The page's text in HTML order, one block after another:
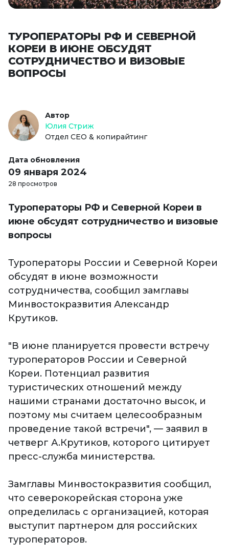
ТУРОПЕРАТОРЫ РФ И СЕВЕРНОЙ
КОРЕИ В ИЮНЕ ОБСУДЯТ
СОТРУДНИЧЕСТВО И ВИЗОВЫЕ
ВОПРОСЫ
Автор
Юлия Стриж
Отдел СЕО & копирайтинг
Дата обновления
09 января 2024
28 просмотров
Туроператоры РФ и Северной Кореи в
июне обсудят сотрудничество и визовые
вопросы
Туроператоры России и Северной Кореи
обсудят в июне возможности
сотрудничества, сообщил замглавы
Минвостокразвития Александр
Крутиков.
"В июне планируется провести встречу
туроператоров России и Северной
Кореи. Потенциал развития
туристических отношений между
нашими странами достаточно высок, и
поэтому мы считаем целесообразным
проведение такой встречи", — заявил в
четверг А.Крутиков, которого цитирует
пресс-служба министерства.
Замглавы Минвостокразвития сообщил,
что северокорейская сторона уже
определилась с организацией, которая
выступит партнером для российских
туроператоров.